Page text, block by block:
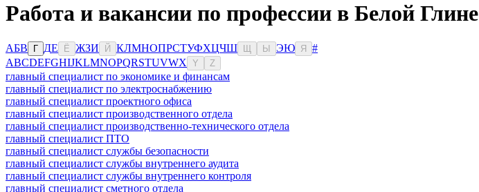
Работа и вакансии по профессии в Белой Глине
АБВ Г ДЕ Ё ЖЗИ Й КЛМНОПРСТУФХЦЧШ Ы ЭЮ Я
#
ABCDEFGHIJKLMNOPQRSTUVWX Y Z
главный специалист по экономике и финансам
главный специалист по электроснабжению
главный специалист проектного офиса
главный специалист производственного отдела
главный специалист производственно-технического отдела
главный специалист ПТО
главный специалист службы безопасности
главный специалист службы внутреннего аудита
главный специалист службы внутреннего контроля
главный специалист сметного отдела